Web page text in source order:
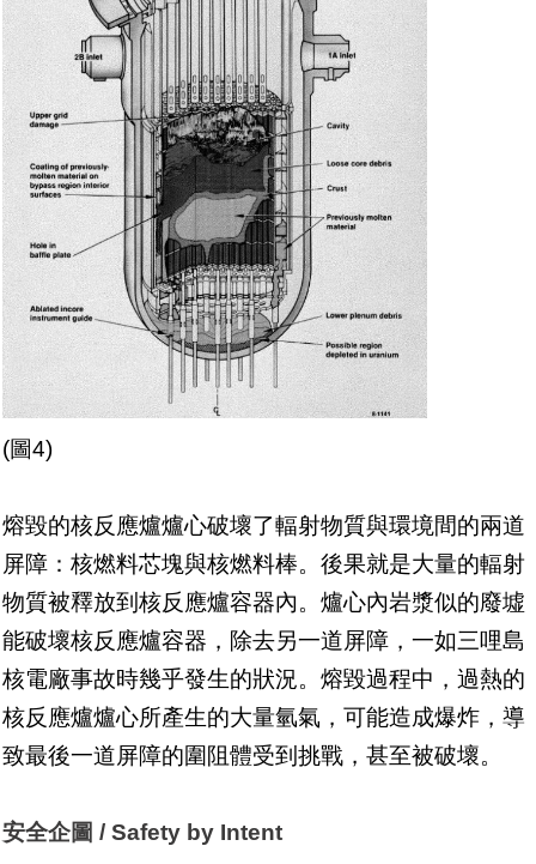
(圖4)
熔毀的核反應爐爐心破壞了輻射物質與環境間的兩道
屏障：核燃料芯塊與核燃料棒。後果就是大量的輻射
物質被釋放到核反應爐容器內。爐心內岩漿似的廢墟
能破壞核反應爐容器，除去另一道屏障，一如三哩島
核電廠事故時幾乎發生的狀況。熔毀過程中，過熱的
核反應爐爐心所產生的大量氫氣，可能造成爆炸，導
致最後一道屏障的圍阻體受到挑戰，甚至被破壞。
安全企圖 / Safety by Intent